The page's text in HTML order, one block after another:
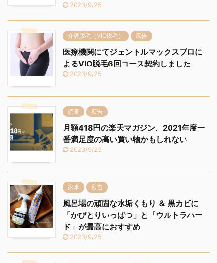
2023/9/25
介護脱毛（VIO脱毛） 広告
医療機関にてジェントルマックスプロに
よるVIO脱毛6回コース契約しました
2023/9/25
読書 広告
月額418円の楽天マガジン、2021年度一
番満足度の高い買い物かもしれない
2023/9/25
家事 広告
風呂場の頑固な水垢くもり ＆ 黒カビに
「かびとりいっぱつ」と「ウルトラハー
ド」が最高におすすめ
2023/9/25